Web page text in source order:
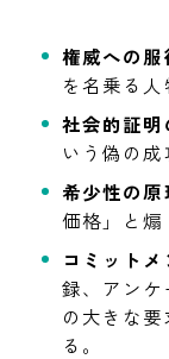
権威への服
を名乗る人
社会的証明
いう偽の成
希少性の原
価格」と煽
コミット
録、アン
の大きな
る。